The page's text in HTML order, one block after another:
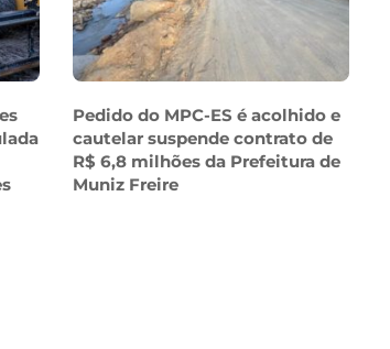
Pedido do MPC-ES é acolhido e
cautelar suspende contrato de
R$ 6,8 milhões da Prefeitura de
Muniz Freire